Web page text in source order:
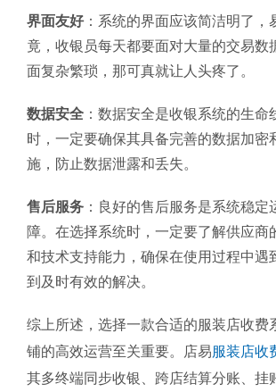
界面友好：系统的界面应该简洁明了，
竟，收银员每天都要面对大量的交易数
面复杂繁琐，那可真就让人头疼了。
数据安全 ：数据安全是收银系统的生命
时，一定要确保其具备完善的数据加密
施，防止数据泄露和丢失。
售后服务 ：良好的售后服务是系统稳定
障。在选择系统时，一定要了解供应商
和技术支持能力，确保在使用过程中遇
到及时有效的解决。
综上所述，选择一款合适的服装店收费
铺的高效运营至关重要。店易服装店收
其多终端同步收银、跨店结算分账、挂